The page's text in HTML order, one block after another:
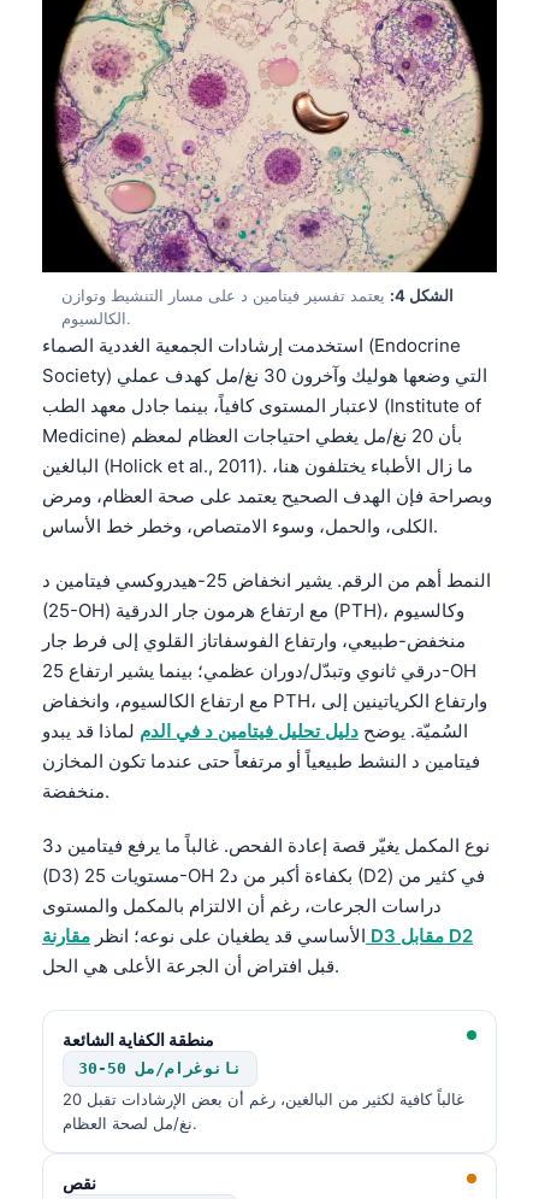
الشكل 4:
يعتمد تفسير فيتامين د على مسار التنشيط وتوازن
الكالسيوم.
استخدمت إرشادات الجمعية الغددية الصماء (Endocrine
Society) التي وضعها هوليك وآخرون 30 نغ/مل كهدف عملي
لاعتبار المستوى كافياً، بينما جادل معهد الطب (Institute of
Medicine) بأن 20 نغ/مل يغطي احتياجات العظام لمعظم
البالغين (Holick et al., 2011). ما زال الأطباء يختلفون هنا،
وبصراحة فإن الهدف الصحيح يعتمد على صحة العظام، ومرض
الكلى، والحمل، وسوء الامتصاص، وخطر خط الأساس.
النمط أهم من الرقم. يشير انخفاض 25-هيدروكسي فيتامين د
(25-OH) مع ارتفاع هرمون جار الدرقية (PTH)، وكالسيوم
منخفض-طبيعي، وارتفاع الفوسفاتاز القلوي إلى فرط جار
درقي ثانوي وتبدّل/دوران عظمي؛ بينما يشير ارتفاع 25-OH
مع ارتفاع الكالسيوم، وانخفاض PTH، وارتفاع الكرياتينين إلى
السُميّة. يوضح دليل تحليل فيتامين د في الدم لماذا قد يبدو
فيتامين د النشط طبيعياً أو مرتفعاً حتى عندما تكون المخازن
منخفضة.
نوع المكمل يغيّر قصة إعادة الفحص. غالباً ما يرفع فيتامين د3
(D3) مستويات 25-OH بكفاءة أكبر من د2 (D2) في كثير من
دراسات الجرعات، رغم أن الالتزام بالمكمل والمستوى
الأساسي قد يطغيان على نوعه؛ انظر
مقارنة D3 مقابل D2
قبل افتراض أن الجرعة الأعلى هي الحل.
منطقة الكفاية الشائعة
30-50 نانوغرام/مل
غالباً كافية لكثير من البالغين، رغم أن بعض الإرشادات تقبل 20
نغ/مل لصحة العظام.
نقص